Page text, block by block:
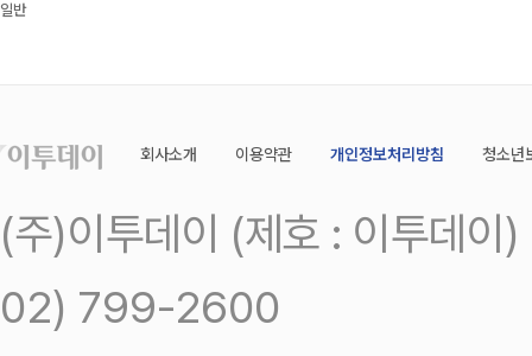
일반
회사소개 이용약관 개인정보처리방침 청소년
(주)이투데이 (제호 : 이투데
02) 799-2600